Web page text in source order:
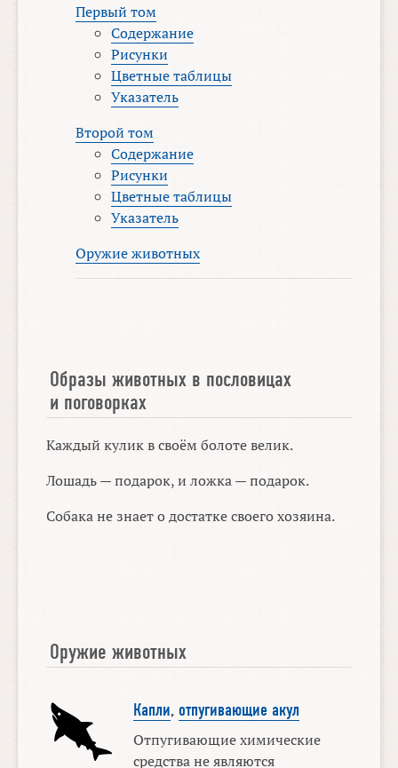
Первый том
Содержание
Рисунки
Цветные таблицы
Указатель
Второй том
Содержание
Рисунки
Цветные таблицы
Указатель
Оружие животных
Образы животных в пословицах
и поговорках
Каждый кулик в своём болоте велик.
Лошадь — подарок, и ложка — подарок.
Собака не знает о достатке своего хозяина.
Оружие животных
Капли, отпугивающие акул
Отпугивающие химические
средства не являются